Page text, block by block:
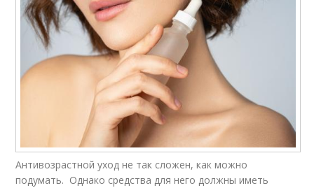
Антивозрастной уход не так сложен, как можно
подумать. Однако средства для него должны иметь